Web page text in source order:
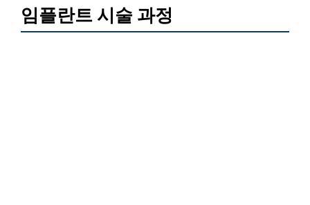
임플란트 시술 과정